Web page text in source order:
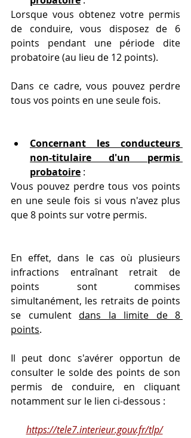
Lorsque vous obtenez votre permis
de conduire, vous disposez de 6
points pendant une période dite
probatoire (au lieu de 12 points).
Dans ce cadre, vous pouvez perdre
tous vos points en une seule fois.
Concernant les conducteurs
non-titulaire d'un permis
probatoire :
Vous pouvez perdre tous vos points
en une seule fois si vous n'avez plus
que 8 points sur votre permis.
En effet, dans le cas où plusieurs
infractions entraînant retrait de
points sont commises
simultanément, les retraits de points
se cumulent dans la limite de 8
points.
Il peut donc s'avérer opportun de
consulter le solde des points de son
permis de conduire, en cliquant
notamment sur le lien ci-dessous :
https://tele7.interieur.gouv.fr/tlp/